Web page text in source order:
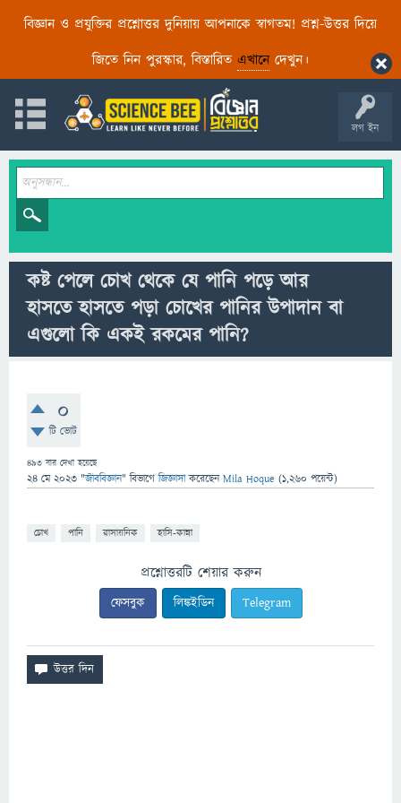
বিজ্ঞান ও প্রযুক্তির প্রশ্নোত্তর দুনিয়ায় আপনাকে স্বাগতম! প্রশ্ন-উত্তর দিয়ে
জিতে নিন পুরস্কার, বিস্তারিত এখানেদেখুন।
লগ ইন
কষ্ট পেলে চোখ থেকে যে পানি পড়ে আর
হাসতে হাসতে পড়া চোখের পানির উপাদান বা
এগুলো কি একই রকমের পানি?
0
টি ভোট
493 বার দেখা হয়েছে
24 মে 2023 "জীববিজ্ঞান" বিভাগে জিজ্ঞাসাকরেছেনMila Hoque (1,260 পয়েন্ট)
চোখ পানি রাসায়নিক হাসি-কান্না
প্রশ্নোত্তরটি শেয়ার করুন
ফেসবুক লিঙ্কইডিন Telegram